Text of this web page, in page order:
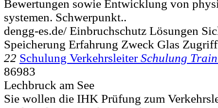
Bewertungen sowie Ent­wick­lung von
systemen. Schwer­punkt..
dengg-es.de/ Einbruchschutz Lösungen
Speicherung Erfahrung Zweck Glas Zugriff
22 Schulung Verkehrsleiter Schulung
86983
Lechbruck am See
Sie wollen die IHK Prüfung zum